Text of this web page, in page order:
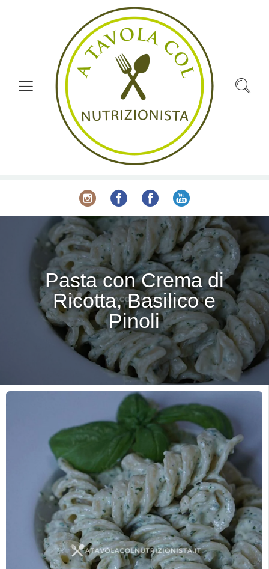
Pasta con Crema di
Ricotta, Basilico e
Pinoli